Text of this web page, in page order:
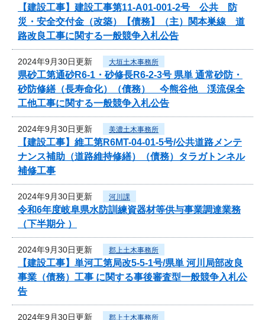
【建設工事】建設工事第11-A01-001-2号 公共 防
災・安全交付金（改築）【債務】（主）関本巣線 道
路改良工事に関する一般競争入札公告
2024年9月30日更新 大垣土木事務所
県砂工第通砂R6-1・砂修長R6-2-3号 県単 通常砂防・
砂防修繕（長寿命化）（債務） 今熊谷他 渓流保全
工他工事に関する一般競争入札公告
2024年9月30日更新 美濃土木事務所
【建設工事】維工第R6MT-04-01-5号/公共道路メンテ
ナンス補助（道路維持修繕）（債務）タラガトンネル
補修工事
2024年9月30日更新 河川課
令和6年度岐阜県水防訓練資器材等供与事業調達業務
（下半期分 ）
2024年9月30日更新 郡上土木事務所
【建設工事】単河工第局改5-5-1号/県単 河川局部改良
事業（債務）工事 に関する事後審査型一般競争入札公
告
2024年9月30日更新 郡上土木事務所